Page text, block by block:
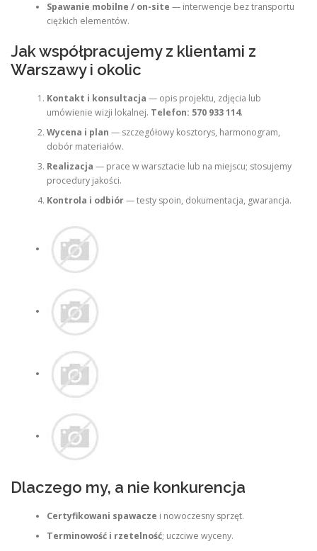
Spawanie mobilne / on-site — interwencje bez transportu
ciężkich elementów.
Jak współpracujemy z klientami z
Warszawy i okolic
Kontakt i konsultacja — opis projektu, zdjęcia lub
umówienie wizji lokalnej. Telefon: 570 933 114.
Wycena i plan — szczegółowy kosztorys, harmonogram,
dobór materiałów.
Realizacja — prace w warsztacie lub na miejscu; stosujemy
procedury jakości.
Kontrola i odbiór— testy spoin, dokumentacja, gwarancja.
Dlaczego my, a nie konkurencja
Certyfikowani spawacze i nowoczesny sprzęt.
Terminowość i rzetelność; uczciwe wyceny.